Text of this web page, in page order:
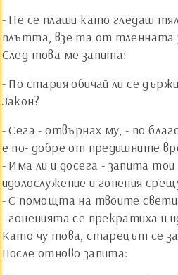
- Не се плаши като гледаш
плътта, взе та от тленната
След това ме запита:
- По стария обичай ли се
Закон?
- Сега - отвърнах му, - по
е по- добре от предишните
- Има ли и досега - запита
идолослужение и гонения
- С помощта на твоите
- гоненията се прекратиха и
Като чу това, старецът се
После отново запита: